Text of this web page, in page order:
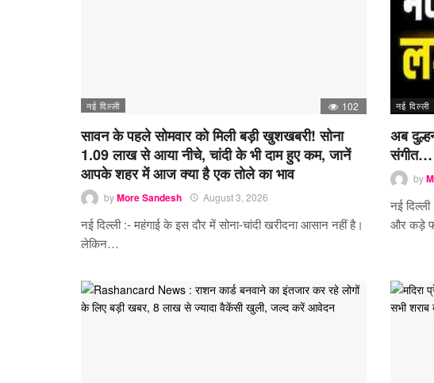
नई दिल्ली 102
सावन के पहले सोमवार को मिली बड़ी खुशखबरी! सोना
1.09 लाख से आया नीचे, चांदी के भी दाम हुए कम, जानें
आपके शहर में आज क्या है एक तोले का भाव
byMore Sandesh August 3, 2026
नई दिल्ली :- महंगाई के इस दौर में सोना-चांदी खरीदना आसान नहीं है।
लेकिन…
नई दिल्ली
अब
संगीत…
by
नई
और कड़े